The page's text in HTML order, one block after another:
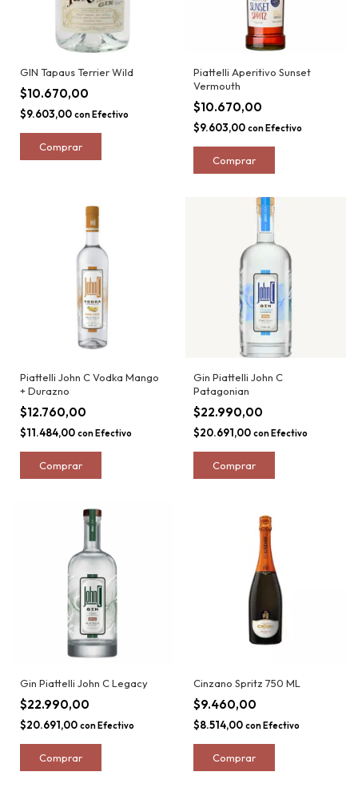
GIN Tapaus Terrier Wild
$10.670,00
$9.603,00 conEfectivo
Piattelli Aperitivo Sunset
Vermouth
$10.670,00
$9.603,00 conEfectivo
Piattelli John C Vodka Mango
+ Durazno
$12.760,00
$11.484,00 con Efectivo
Gin Piattelli John C
Patagonian
$22.990,00
$20.691,00 con Efectivo
Gin Piattelli John C Legacy
$22.990,00
$20.691,00 conEfectivo
Cinzano Spritz 750 ML
$9.460,00
$8.514,00 conEfectivo